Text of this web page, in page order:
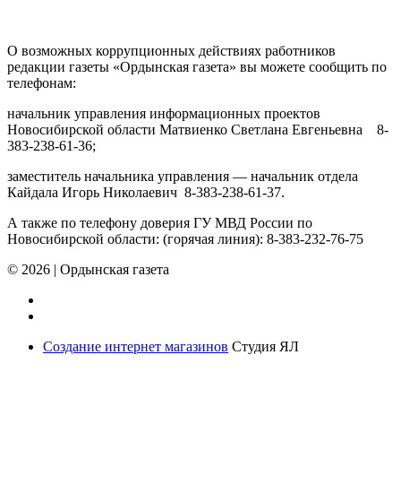
О возможных коррупционных действиях работников
редакции газеты «Ордынская газета» вы можете сообщить по
телефонам:
начальник управления информационных проектов
Новосибирской области Матвиенко Светлана Евгеньевна 8-
383-238-61-36;
заместитель начальника управления — начальник отдела
Кайдала Игорь Николаевич 8-383-238-61-37.
А также по телефону доверия ГУ МВД России по
Новосибирской области: (горячая линия): 8-383-232-76-75
© 2026 | Ордынская газета
Создание интернет магазинов Студия ЯЛ